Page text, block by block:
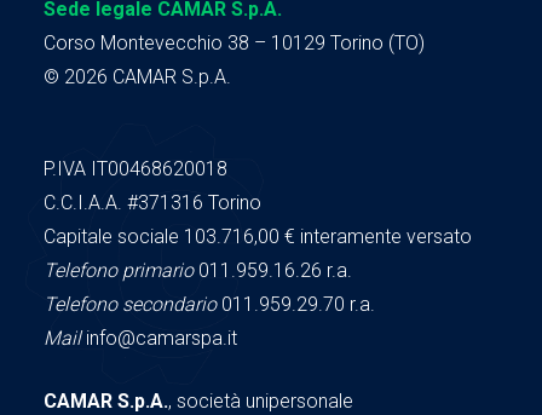
Sede legale CAMAR S.p.A.
Corso Montevecchio 38 – 10129 Torino (TO)
© 2026 CAMAR S.p.A.
P.IVA IT00468620018
C.C.I.A.A. #371316 Torino
Capitale sociale 103.716,00 € interamente versato
Telefono primario011.959.16.26 r.a.
Telefono secondario011.959.29.70 r.a.
Mailinfo@camarspa.it
CAMAR S.p.A., società unipersonale